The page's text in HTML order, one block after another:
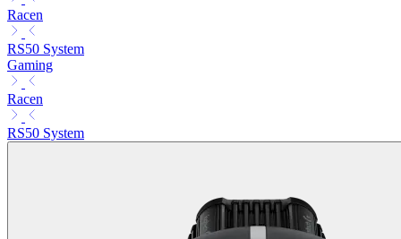
Racen
RS50 System
Gaming
Racen
RS50 System